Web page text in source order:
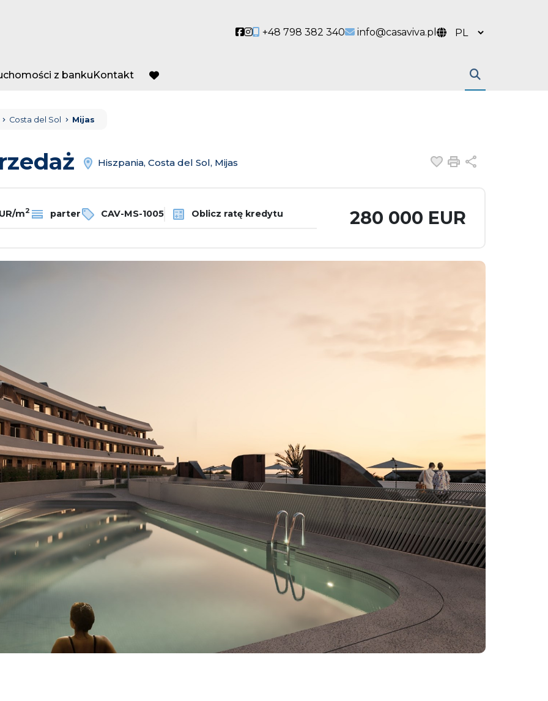
Social link
Social link
+48 798 382 340 info@casaviva.pl
z bankuKontakt
favorite
Costa del Sol Mijas
Hiszpania, Costa del Sol, Mijas Dodaj do
Drukuj
m2 parter CAV-MS-1005 Oblicz ratę kredytu 280 000 EUR